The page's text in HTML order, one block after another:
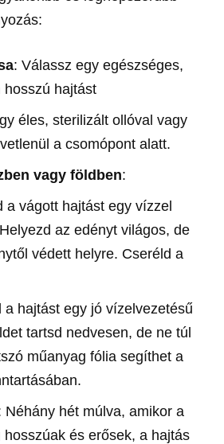
: Válassz egy egészséges,
hosszú hajtást
éles, sterilizált ollóval vagy
a csomópont alatt.
vagy földben:
a vágott hajtást egy vízzel
az edényt világos, de
védett helyre. Cseréld a
a hajtást egy jó vízelvezetésű
tartsd nedvesen, de ne túl
műanyag fólia segíthet a
Néhány hét múlva, amikor a
és erősek, a hajtás